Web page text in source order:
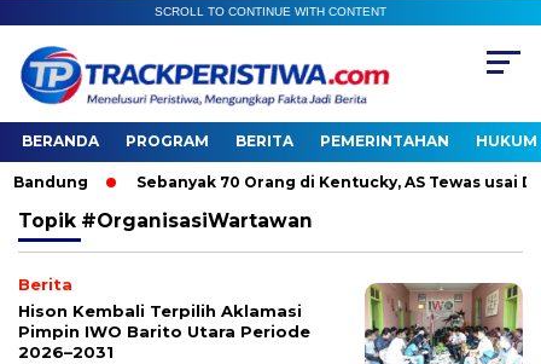
SCROLL TO CONTINUE WITH CONTENT
BERANDA PROGRAM BERITA PEMERINTAHAN HUKUM
Sebanyak 70 Orang di Kentucky, AS Tewas usai
Topik #OrganisasiWartawan
Berita
Hison Kembali Terpilih Aklamasi
Pimpin IWO Barito Utara Periode
2026–2031